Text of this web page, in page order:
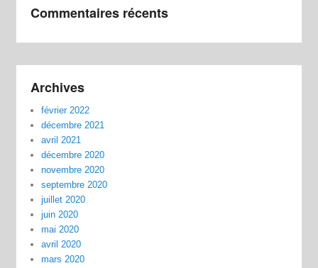
Commentaires récents
Archives
février 2022
décembre 2021
avril 2021
décembre 2020
novembre 2020
septembre 2020
juillet 2020
juin 2020
mai 2020
avril 2020
mars 2020